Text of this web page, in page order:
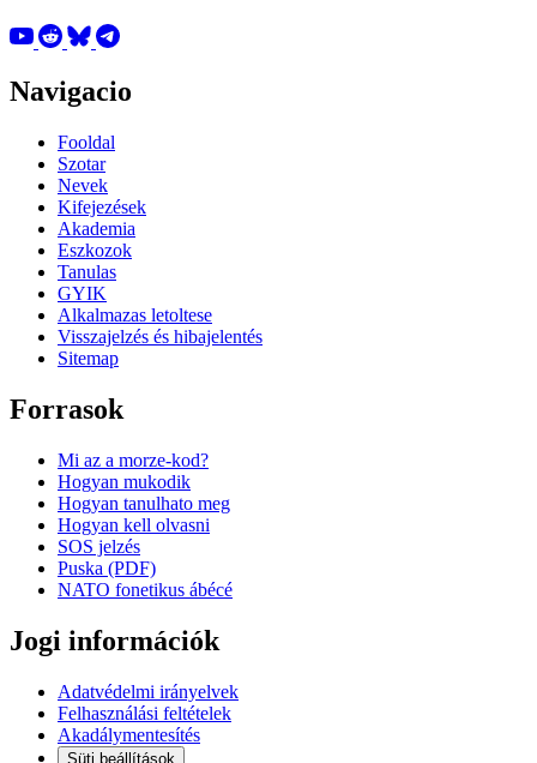
Navigacio
Fooldal
Szotar
Nevek
Kifejezések
Akademia
Eszkozok
Tanulas
GYIK
Alkalmazas letoltese
Visszajelzés és hibajelentés
Sitemap
Forrasok
Mi az a morze-kod?
Hogyan mukodik
Hogyan tanulhato meg
Hogyan kell olvasni
SOS jelzés
Puska (PDF)
NATO fonetikus ábécé
Jogi információk
Adatvédelmi irányelvek
Felhasználási feltételek
Akadálymentesítés
Süti beállítások